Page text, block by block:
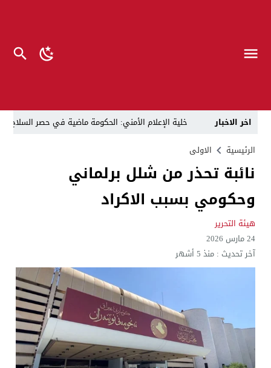
اخر الاخبار
خلية الإعلام الأمني: الحكومة ماضية في حصر السلاح
قراءة نقدية في مرثية الوصل للكاتب عباس
تحت عنوان “أقلام للمأجورين وسقوط في فخ الإفلاس
بينهم ضابطان.. توقيف أربعة منتسبين بشرطة النجف
الرئيسية الاولى
نائبة تحذر من شلل برلماني
وحكومي بسبب الاكراد
هيئة التحرير
24 مارس 2026
آخر تحديث :منذ 5 أشهر